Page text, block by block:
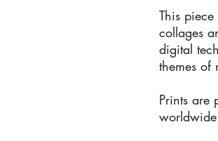
This
collages
digital
themes of
Prints are